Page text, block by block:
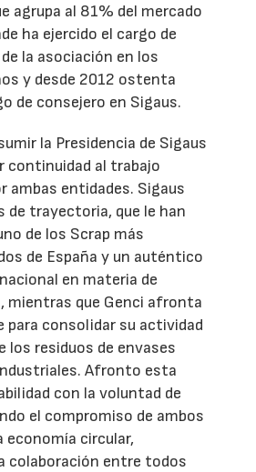
agrupa al 81% del mercado
ha ejercido el cargo de
la asociación en los
y desde 2012 ostenta
de consejero en Sigaus.
la Presidencia de Sigaus
continuidad al trabajo
ambas entidades. Sigaus
de trayectoria, que le han
de los Scrap más
de España y un auténtico
en materia de
mientras que Genci afronta
para consolidar su actividad
los residuos de envases
Afronto esta
con la voluntad de
el compromiso de ambos
economía circular,
colaboración entre todos